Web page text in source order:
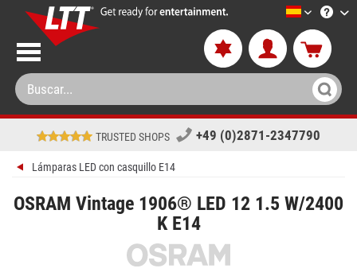
LTT-
TRUSTED SHOPS +49 (0)2871-2347790
Lámparas LED con casquillo E14
OSRAM Vintage 1906® LED 12 1.5 W/2400
K E14